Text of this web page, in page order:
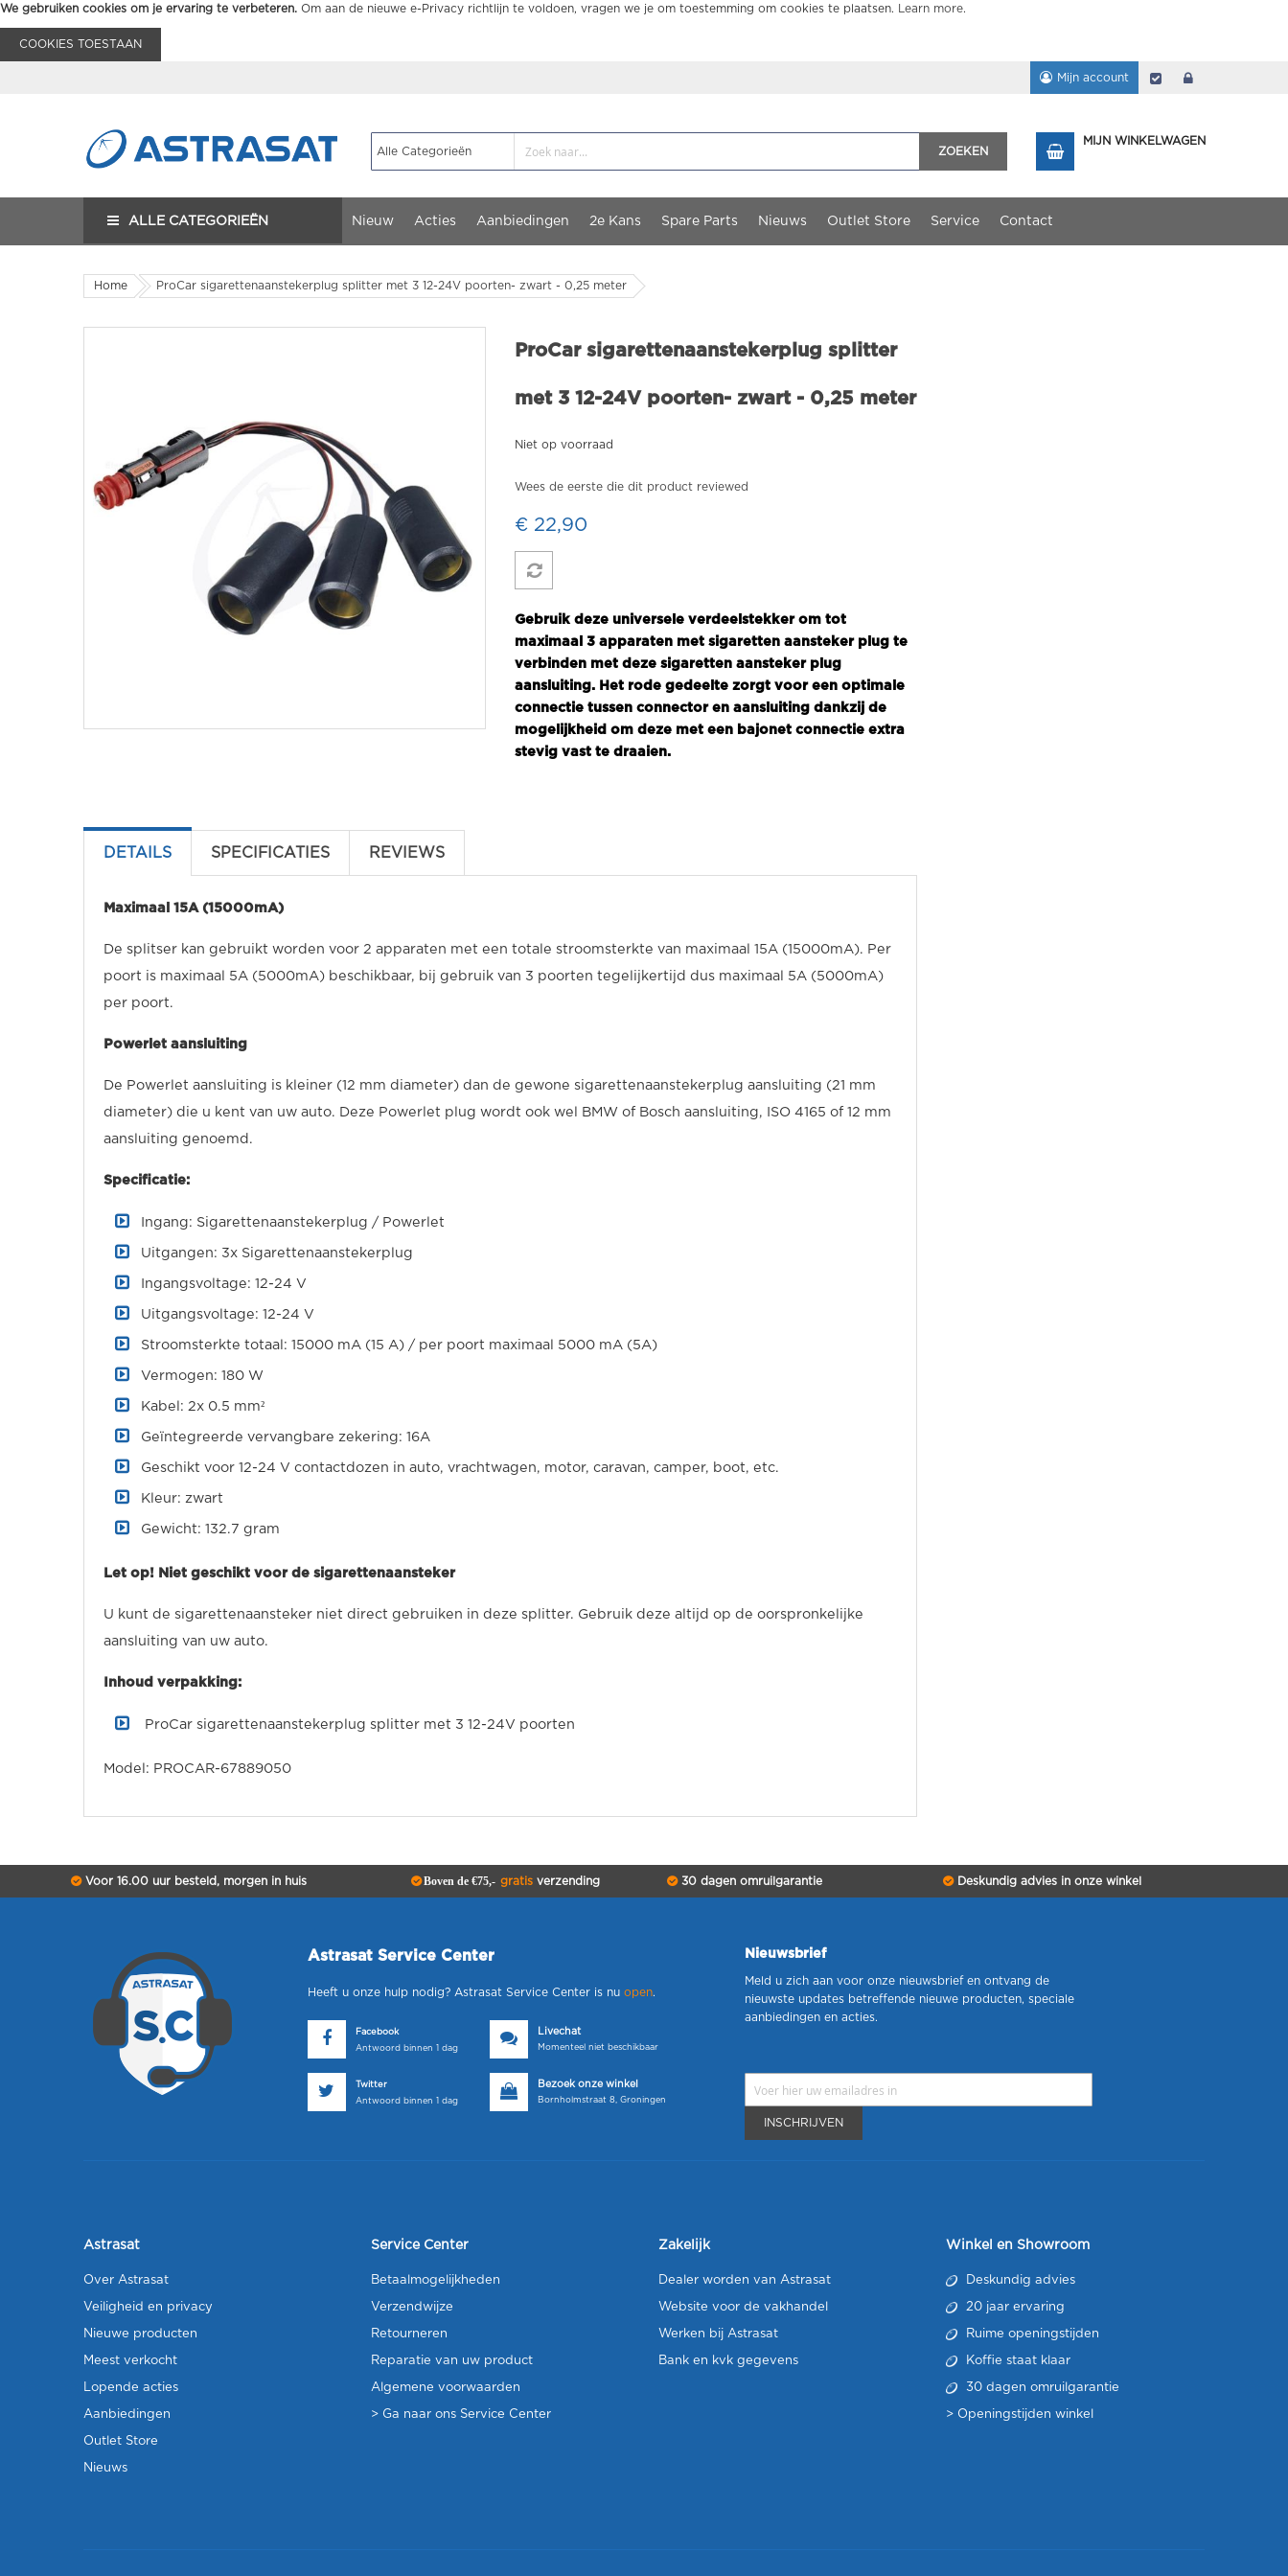
We gebruiken cookies om je ervaring te verbeteren. Om aan de nieuwe e-Privacy richtlijn te voldoen, vragen we je om toestemming om cookies te plaatsen. Learn more.
COOKIES TOESTAAN
Mijn account Afrekenen
ZOEKEN
MIJN WINKELWAGEN
ALLE CATEGORIEËN Nieuw Acties Aanbiedingen 2e Kans Spare Parts Nieuws Outlet Store Service Contact
Home ProCar sigarettenaanstekerplug splitter met 3 12-24V poorten- zwart - 0,25 meter
ProCar sigarettenaanstekerplug splitter
met 3 12-24V poorten- zwart - 0,25 meter
Niet op voorraad
Wees de eerste die dit product reviewed
€ 22,90
Gebruik deze universele verdeelstekker om tot
maximaal 3 apparaten met sigaretten aansteker plug te
verbinden met deze sigaretten aansteker plug
aansluiting. Het rode gedeelte zorgt voor een optimale
connectie tussen connector en aansluiting dankzij de
mogelijkheid om deze met een bajonet connectie extra
stevig vast te draaien.
DETAILS SPECIFICATIES REVIEWS
Maximaal 15A (15000mA)
De splitser kan gebruikt worden voor 2 apparaten met een totale stroomsterkte van maximaal 15A (15000mA). Per
poort is maximaal 5A (5000mA) beschikbaar, bij gebruik van 3 poorten tegelijkertijd dus maximaal 5A (5000mA)
per poort.
Powerlet aansluiting
De Powerlet aansluiting is kleiner (12 mm diameter) dan de gewone sigarettenaanstekerplug aansluiting (21 mm
diameter) die u kent van uw auto. Deze Powerlet plug wordt ook wel BMW of Bosch aansluiting, ISO 4165 of 12 mm
aansluiting genoemd.
Specificatie:
Ingang: Sigarettenaanstekerplug / Powerlet
Uitgangen: 3x Sigarettenaanstekerplug
Ingangsvoltage: 12-24 V
Uitgangsvoltage: 12-24 V
Stroomsterkte totaal: 15000 mA (15 A) / per poort maximaal 5000 mA (5A)
Vermogen: 180 W
Kabel: 2x 0.5 mm²
Geïntegreerde vervangbare zekering: 16A
Geschikt voor 12-24 V contactdozen in auto, vrachtwagen, motor, caravan, camper, boot, etc.
Kleur: zwart
Gewicht: 132.7 gram
Let op! Niet geschikt voor de sigarettenaansteker
U kunt de sigarettenaansteker niet direct gebruiken in deze splitter. Gebruik deze altijd op de oorspronkelijke
aansluiting van uw auto.
Inhoud verpakking:
ProCar sigarettenaanstekerplug splitter met 3 12-24V poorten
Model: PROCAR-67889050
Voor 16.00 uur besteld, morgen in huis Boven de €75,- gratisverzending 30 dagen omruilgarantie Deskundig advies in onze winkel
Astrasat Service Center
Heeft u onze hulp nodig? Astrasat Service Center is nu open.
Facebook
Antwoord binnen 1 dag
Livechat
Momenteel niet beschikbaar
Twitter
Antwoord binnen 1 dag
Bezoek onze winkel
Bornholmstraat 8, Groningen
Nieuwsbrief
Meld u zich aan voor onze nieuwsbrief en ontvang de
nieuwste updates betreffende nieuwe producten, speciale
aanbiedingen en acties.
INSCHRIJVEN
Astrasat
Over Astrasat
Veiligheid en privacy
Nieuwe producten
Meest verkocht
Lopende acties
Aanbiedingen
Outlet Store
Nieuws
Service Center
Betaalmogelijkheden
Verzendwijze
Retourneren
Reparatie van uw product
Algemene voorwaarden
> Ga naar ons Service Center
Zakelijk
Dealer worden van Astrasat
Website voor de vakhandel
Werken bij Astrasat
Bank en kvk gegevens
Winkel en Showroom
Deskundig advies
20 jaar ervaring
Ruime openingstijden
Koffie staat klaar
30 dagen omruilgarantie
> Openingstijden winkel